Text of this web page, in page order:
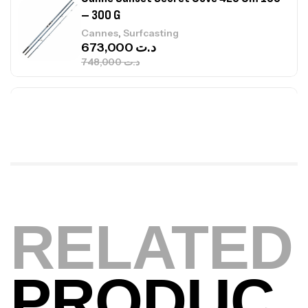
1.83m 120/250gr 30kg
Cannes, Jigging
د.ت379,000
د.ت340,000
Accastillage bateau Accessoires bateaux
د.ت
Canne Sunset Beachstriker Surf Hybrid
RELATED